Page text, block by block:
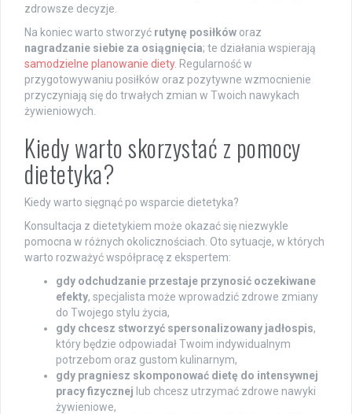
zdrowsze decyzje.
Na koniec warto stworzyć rutynę posiłków oraz
nagradzanie siebie za osiągnięcia; te działania wspierają
samodzielne planowanie diety. Regularność w
przygotowywaniu posiłków oraz pozytywne wzmocnienie
przyczyniają się do trwałych zmian w Twoich nawykach
żywieniowych.
Kiedy warto skorzystać z pomocy
dietetyka?
Kiedy warto sięgnąć po wsparcie dietetyka?
Konsultacja z dietetykiem może okazać się niezwykle
pomocna w różnych okolicznościach. Oto sytuacje, w których
warto rozważyć współpracę z ekspertem:
gdy odchudzanie przestaje przynosić oczekiwane
efekty, specjalista może wprowadzić zdrowe zmiany
do Twojego stylu życia,
gdy chcesz stworzyć spersonalizowany jadłospis,
który będzie odpowiadał Twoim indywidualnym
potrzebom oraz gustom kulinarnym,
gdy pragniesz skomponować dietę do intensywnej
pracy fizycznej lub chcesz utrzymać zdrowe nawyki
żywieniowe,